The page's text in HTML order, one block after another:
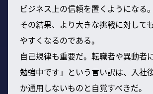
ビジネス上の信頼を置くようになる。
その結果、より大きな挑戦に対して
やすくなるのである。
自己規律も重要だ。転職者や異動者
勉強中です」という言い訳は、入社
か通用しないものと自覚すべきだ。